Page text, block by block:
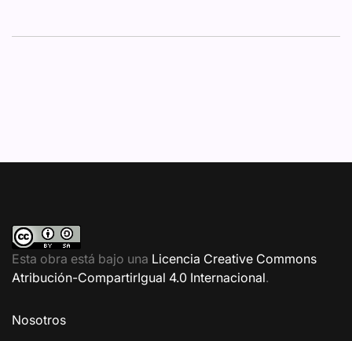
Esta obra está bajo una Licencia Creative Commons
Atribución-CompartirIgual 4.0 Internacional.
Nosotros